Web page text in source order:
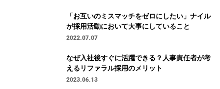
「お互いのミスマッチをゼロにしたい」ナイル
が採用活動において大事にしていること
2022.07.07
なぜ入社後すぐに活躍できる？人事責任者が考
えるリファラル採用のメリット
2023.06.13